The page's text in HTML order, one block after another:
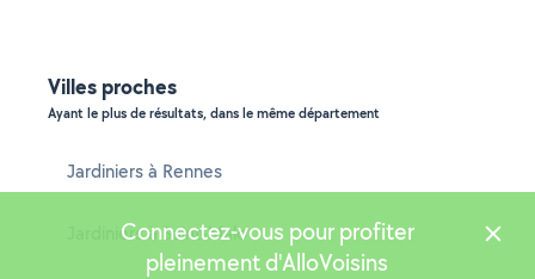
Villes proches
Ayant le plus de résultats, dans le même département
Jardiniers à Rennes
Jardiniers à Saint-Malo
Connectez-vous pour profiter
pleinement d'AlloVoisins